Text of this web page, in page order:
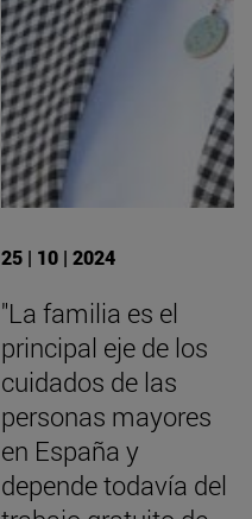
25 | 10 | 2024
"La familia es el
principal eje de los
cuidados de las
personas mayores
en España y
depende todavía del